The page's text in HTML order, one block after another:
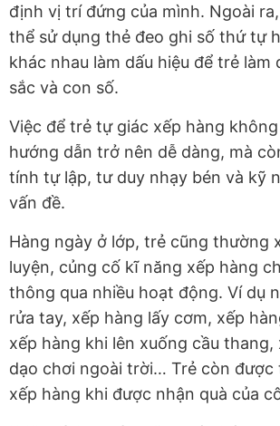
định vị trí đứng của mình. Ngoài
thể sử dụng thẻ đeo ghi số thứ tự
khác nhau làm dấu hiệu để trẻ làm
sắc và con số.
Việc để trẻ tự giác xếp hàng
hướng dẫn trở nên dễ dàng, mà
tính tự lập, tư duy nhạy bén và kỹ
vấn đề.
Hàng ngày ở lớp, trẻ cũng thường
luyện, củng cố kĩ năng xếp hàng
thông qua nhiều hoạt động. Ví dụ
rửa tay, xếp hàng lấy cơm, xếp
xếp hàng khi lên xuống cầu thang,
dạo chơi ngoài trời… Trẻ còn được
xếp hàng khi được nhận quà của